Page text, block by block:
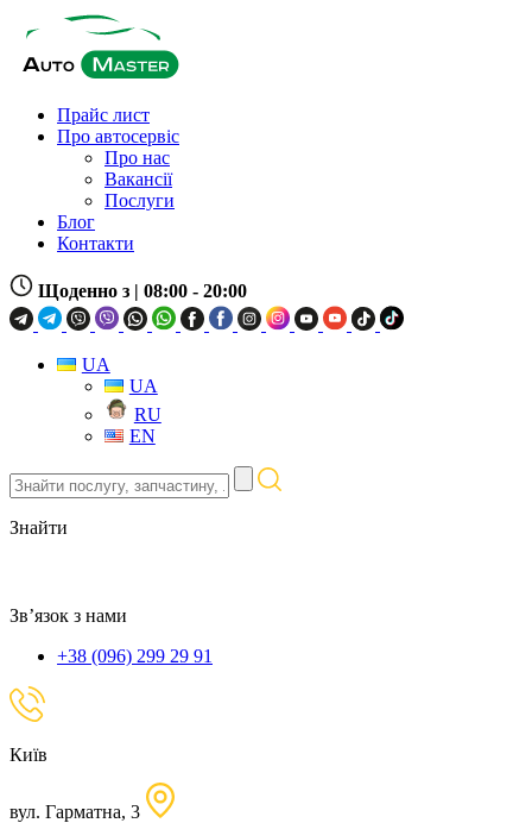
Прайс лист
Про автосервіс
Про нас
Вакансії
Послуги
Блог
Контакти
Щоденно з | 08:00 - 20:00
UA
UA
RU
EN
Знайти
послугу,
запчастину,
локацію
Знайти
Зв’язок з нами
+38 (096) 299 29 91
Київ
вул. Гарматна, 3